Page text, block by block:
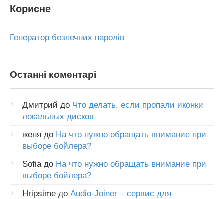
Корисне
Генератор безпечних паролів
Останні коментарі
Дмитрий до Что делать, если пропали иконки
локальных дисков
женя до На что нужно обращать внимание при
выборе бойлера?
Sofia до На что нужно обращать внимание при
выборе бойлера?
Hripsime до Audio-Joiner – сервис для